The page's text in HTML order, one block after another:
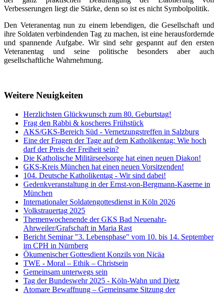
Verbesserungen liegt die Stärke, denn so ist es nicht Symbolpolitik.
Den Veteranentag nun zu einem lebendigen, die Gesellschaft und
ihre Soldaten verbindenden Tag zu machen, ist eine herausfordernde
und spannende Aufgabe. Wir sind sehr gespannt auf den ersten
Veteranentag und seine politische besonders aber auch
gesellschaftliche Wahrnehmung.
Weitere Neuigkeiten
Herzlichsten Glückwunsch zum 80. Geburtstag!
Frag den Rabbi & koscheres Frühstück
AKS/GKS-Bereich Süd - Vernetzungstreffen in Salzburg
Eine der Fragen der Tage auf dem Katholikentag: Wie hoch
darf der Preis der Freiheit sein?
Die Katholische Militärseelsorge hat einen neuen Diakon!
GKS-Kreis München hat einen neuen Vorsitzenden!
104. Deutsche Katholikentag - Wir sind dabei!
Gedenkveranstaltung in der Ernst-von-Bergmann-Kaserne in
München
Internationaler Soldatengottesdienst in Köln 2026
Volkstrauertag 2025
Themenwochenende der GKS Bad Neuenahr-
Ahrweiler/Grafschaft in Maria Rast
Bericht Seminar "3. Lebensphase" vom 10. bis 14. September
im CPH in Nürnberg
Ökumenischer Gottesdient Konzils von Nicäa
TWE - Moral – Ethik – Christsein
Gemeinsam unterwegs sein
Tag der Bundeswehr 2025 - Köln-Wahn und Dietz
Atomare Bewaffnung – Gemeinsame Sitzung der